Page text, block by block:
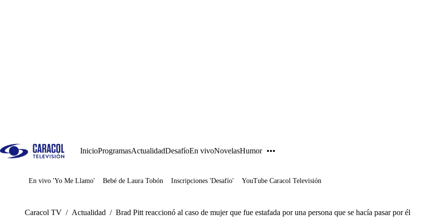
InicioProgramasActualidadDesafíoEn vivoNovelasHumor
Juegos
En vivo 'Yo Me Llamo' Bebé de Laura Tobón Inscripciones 'Desafío' YouTube Caracol Televisión
Caracol TV / Actualidad / Brad Pitt reaccionó al caso de mujer que fue estafada por una persona que se hacía pasar por él